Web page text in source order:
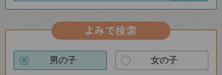
よみで検索
男の子 女の子